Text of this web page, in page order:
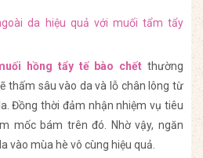
hồng tẩy tế bào chết thường
thấm sâu vào da và lỗ chân lông từ
Đồng thời đảm nhận nhiệm vụ tiêu
mốc bám trên đó. Nhờ vậy, ngăn
vào mùa hè vô cùng hiệu quả.